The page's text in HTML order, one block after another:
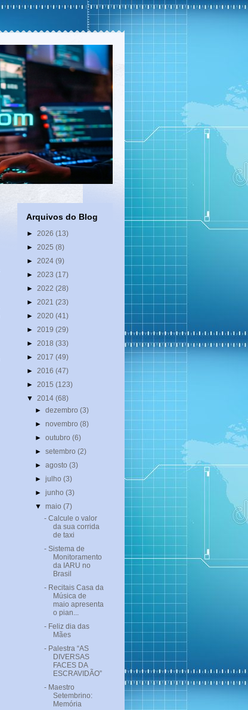
Arquivos do Blog
► 2026 (13)
► 2025 (8)
► 2024 (9)
► 2023 (17)
► 2022 (28)
► 2021 (23)
► 2020 (41)
► 2019 (29)
► 2018 (33)
► 2017 (49)
► 2016 (47)
► 2015 (123)
▼ 2014 (68)
►dezembro(3)
►novembro(8)
►outubro(6)
►setembro(2)
►agosto(3)
►julho(3)
►junho(3)
▼maio(7)
- Calcule o valor
da sua corrida
de taxi
- Sistema de
Monitoramento
da IARU no
Brasil
- Recitais Casa da
Música de
maio apresenta
o pian...
- Feliz dia das
Mães
- Palestra “AS
DIVERSAS
FACES DA
ESCRAVIDÃO”
- Maestro
Setembrino:
Memória